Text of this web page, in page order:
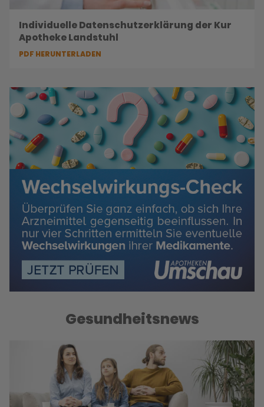
Individuelle Datenschutzerklärung der Kur
Apotheke Landstuhl
PDF HERUNTERLADEN
Gesundheitsnews